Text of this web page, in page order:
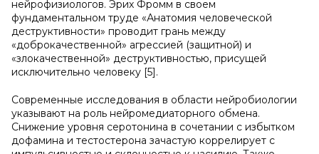
нейрофизиологов. Эрих Фромм в своем
фундаментальном труде «Анатомия человеческой
деструктивности» проводит грань между
«доброкачественной» агрессией (защитной) и
«злокачественной» деструктивностью, присущей
исключительно человеку [5].
Современные исследования в области нейробиологии
указывают на роль нейромедиаторного обмена.
Снижение уровня серотонина в сочетании с избытком
дофамина и тестостерона зачастую коррелирует с